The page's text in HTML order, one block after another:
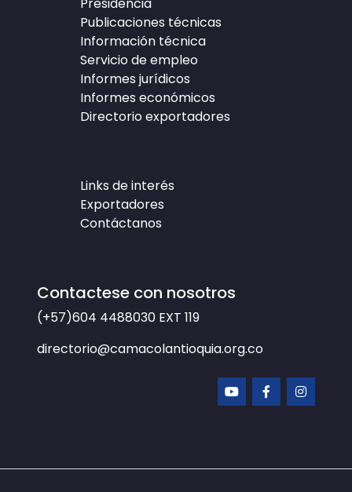
Publicaciones técnicas
Información técnica
Servicio de empleo
Informes jurídicos
Informes económicos
Directorio exportadores
Links de interés
Exportadores
Contáctanos
Contactese con nosotros
(+57)604 4488030 EXT 119
directorio@camacolantioquia.org.co